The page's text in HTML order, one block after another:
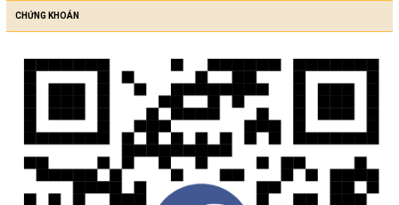
CHỨNG KHOÁN